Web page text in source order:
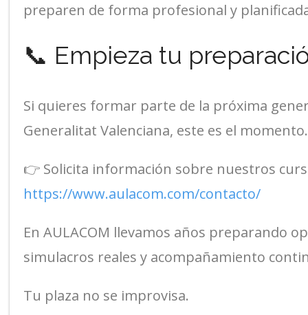
preparen de forma profesional y
📞 Empieza tu
Si quieres formar parte de la próxima
Generalitat Valenciana, este es el momento.
👉 Solicita información sobre nuestros
https://www.aulacom.com/contacto/
En AULACOM llevamos años preparando
simulacros reales y acompañamiento
Tu plaza no se improvisa.